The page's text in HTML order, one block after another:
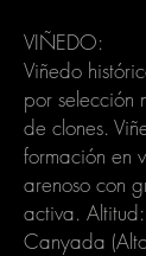
VIÑEDO:
Viñedo
por selección
de clones.
formación en
arenoso con
activa.
Canyada